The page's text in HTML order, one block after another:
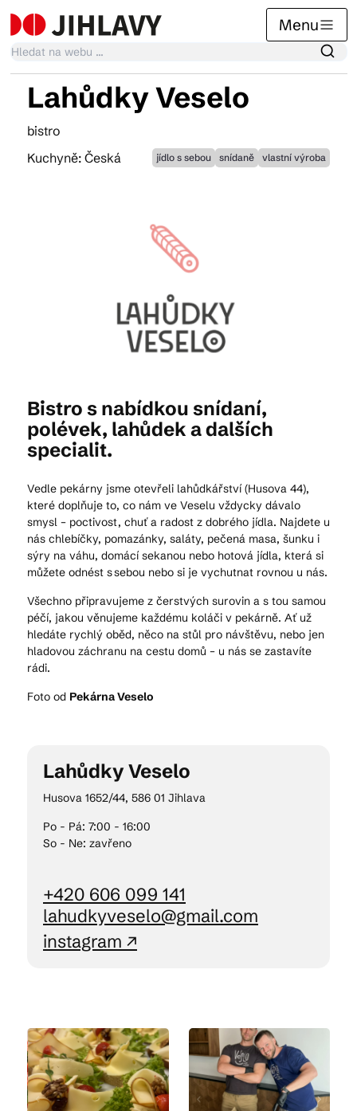
Menu
Kalendář akcí
Tradiční akce
Kam vyrazit
© 2026 Brána Jihlavy
Lahůdky Veselo
bistro
Kuchyně: Česká
jídlo s sebou snídaně vlastní výroba
Bistro s nabídkou snídaní,
polévek, lahůdek a dalších
specialit.
Vedle pekárny jsme otevřeli lahůdkářství (Husova 44),
které doplňuje to, co nám ve Veselu vždycky dávalo
smysl – poctivost, chuť a radost z dobrého jídla. Najdete u
nás chlebíčky, pomazánky, saláty, pečená masa, šunku i
sýry na váhu, domácí sekanou nebo hotová jídla, která si
můžete odnést s sebou nebo si je vychutnat rovnou u nás.
Všechno připravujeme z čerstvých surovin a s tou samou
péčí, jakou věnujeme každému koláči v pekárně. Ať už
hledáte rychlý oběd, něco na stůl pro návštěvu, nebo jen
hladovou záchranu na cestu domů – u nás se zastavíte
rádi.
Foto od Pekárna Veselo
Lahůdky Veselo
Husova 1652/44, 586 01 Jihlava
Po - Pá: 7:00 - 16:00
So - Ne: zavřeno
+420 606 099 141
lahudkyveselo@gmail.com
instagram ↗